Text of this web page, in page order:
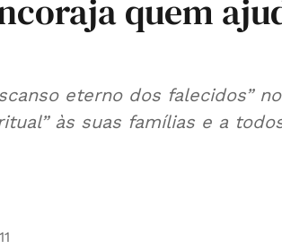
quem
eterno dos falecidos”
às suas famílias e a